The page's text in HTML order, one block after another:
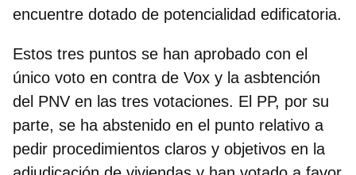
encuentre dotado de potencialidad edificatoria.
Estos tres puntos se han aprobado con el
único voto en contra de Vox y la asbtención
del PNV en las tres votaciones. El PP, por su
parte, se ha abstenido en el punto relativo a
pedir procedimientos claros y objetivos en la